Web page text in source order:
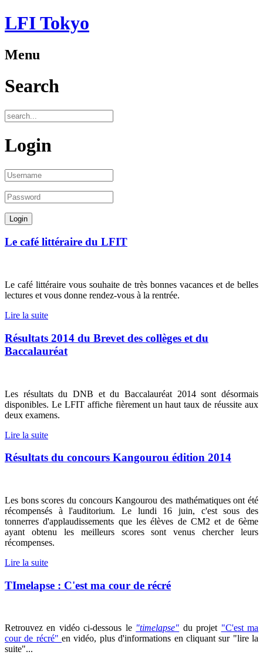
LFI Tokyo
Menu
Search
Login
Le café littéraire du LFIT
Le café littéraire vous souhaite de très bonnes vacances et de belles
lectures et vous donne rendez-vous à la rentrée.
Lire la suite
Résultats 2014 du Brevet des collèges et du
Baccalauréat
Les résultats du DNB et du Baccalauréat 2014 sont désormais
disponibles. Le LFIT affiche fièrement un haut taux de réussite aux
deux examens.
Lire la suite
Résultats du concours Kangourou édition 2014
Les bons scores du concours Kangourou des mathématiques ont été
récompensés à l'auditorium. Le lundi 16 juin, c'est sous des
tonnerres d'applaudissements que les élèves de CM2 et de 6ème
ayant obtenu les meilleurs scores sont venus chercher leurs
récompenses.
Lire la suite
TImelapse : C'est ma cour de récré
Retrouvez en vidéo ci-dessous le "timelapse" du projet "C'est ma
cour de récré"en vidéo, plus d'informations en cliquant sur "lire la
suite"...